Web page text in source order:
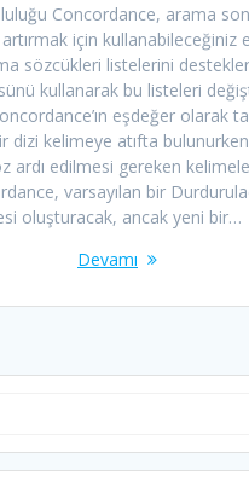
Concordance, arama
için kullanabileceğiniz
sözcükleri listelerini
kullanarak bu listeleri
eşdeğer olarak
dizi kelimeye atıfta
ardı edilmesi gereken
varsayılan bir
oluşturacak, ancak yeni bir…
Devamı